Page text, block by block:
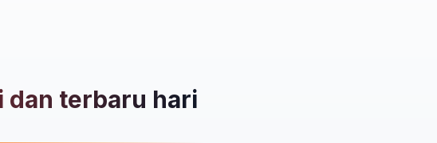
terbaru hari